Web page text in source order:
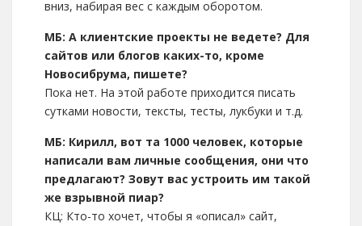
вниз, набирая вес с каждым оборотом.
МБ: А клиентские проекты не ведете? Для
сайтов или блогов каких-то, кроме
Новосибрума, пишете?
Пока нет. На этой работе приходится писать
сутками новости, тексты, тесты, лукбуки и т.д.
МБ: Кирилл, вот та 1000 человек, которые
написали вам личные сообщения, они что
предлагают? Зовут вас устроить им такой
же взрывной пиар?
КЦ: Кто-то хочет, чтобы я «описал» сайт,